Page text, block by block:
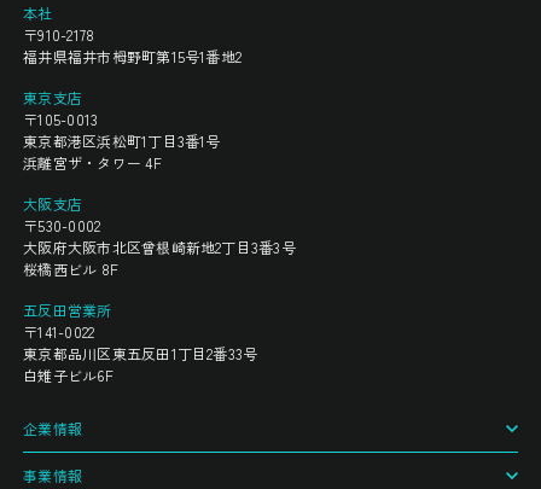
本社
〒910-2178
福井県福井市栂野町第15号1番地2
東京支店
〒105-0013
東京都港区浜松町1丁目3番1号
浜離宮ザ・タワー 4F
大阪支店
〒530-0002
大阪府大阪市北区曾根崎新地2丁目3番3号
桜橋西ビル 8F
五反田営業所
〒141-0022
東京都品川区東五反田1丁目2番33号
白雉子ビル6F
企業情報
事業情報